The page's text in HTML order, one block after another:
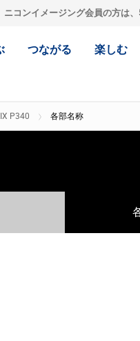
ニコンイメージング会員の方は、
つながる 楽しむ
P340 各部名称